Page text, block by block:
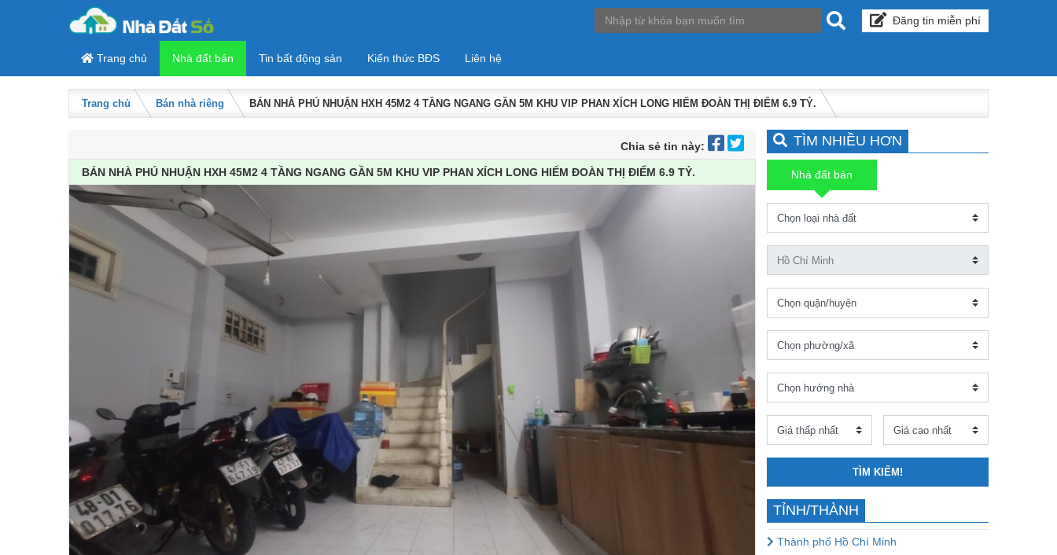
Đăng tin miễn phí
Trang chủ Nhà đất bán Tin bất động sản Kiến thức BĐS Liên hệ
Trang chủ Bán nhà riêng BÁN NHÀ PHÚ NHUẬN HXH 45M2 4 TẦNG NGANG GẦN 5M KHU VIP PHAN XÍCH LONG HIẾM ĐOÀN THỊ ĐIỂM 6.9 TỶ.
Chia sẻ tin này:
BÁN NHÀ PHÚ NHUẬN HXH 45M2 4 TẦNG NGANG GẦN 5M KHU VIP PHAN XÍCH LONG HIẾM ĐOÀN THỊ ĐIỂM 6.9 TỶ.
TÌM NHIỀU HƠN
Nhà đất bán
TÌM KIẾM!
TỈNH/THÀNH
Thành phố Hồ Chí Minh